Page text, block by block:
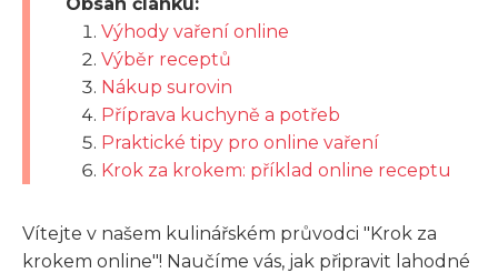
Výhody vaření online
Výběr receptů
Nákup surovin
Příprava kuchyně a potřeb
Praktické tipy pro online vaření
Krok za krokem: příklad online receptu
Vítejte v našem kulinářském průvodci "Krok za
krokem online"! Naučíme vás, jak připravit lahodné